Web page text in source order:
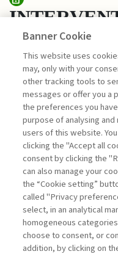
INTERVISTE
di
La consultazione dei
agli abbonati Premium
Legenda: Accedi Per
Banner Cookie
This website uses
may, only with your
other tracking tools to
messages or offer you a
the preferences you
purpose of analysing
users of this website.
clicking the "Accept all
consent by clicking the
can also manage your
the “Cookie setting”
called "Privacy
select, in an analytical
homogeneous
choose to consent, or
addition, by clicking on